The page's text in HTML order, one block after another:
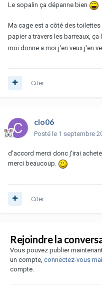
Le sopalin ça dépanne bien
Ma cage est a côté des
papier a travers les barreaux, ça
moi donne a moi j'en veux j'en
Citer
clo06
Posté le 1 septembre
d'accord merci donc j'irai
merci beaucoup.
Citer
Rejoindre la
Vous pouvez publier
un compte, connectez-vous
compte.